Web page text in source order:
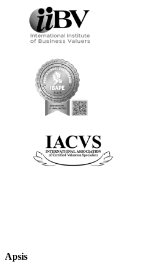
Apsis